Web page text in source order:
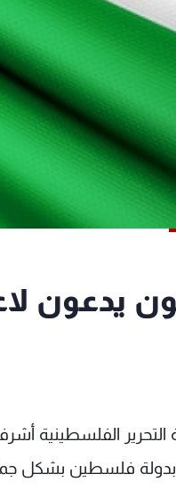
الفلسطينية
بدولة فلسطين بشكل